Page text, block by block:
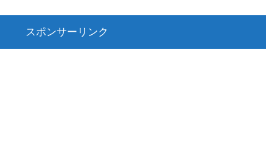
スポンサーリンク